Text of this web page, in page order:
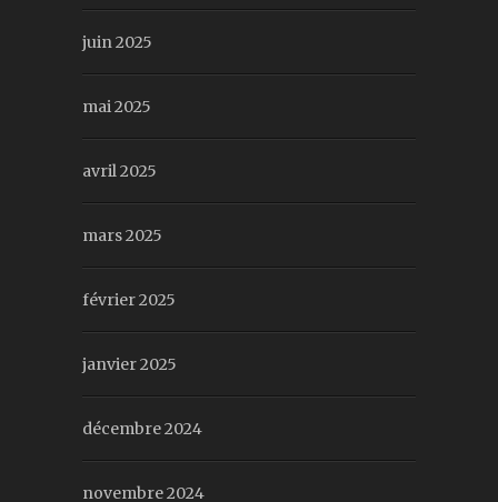
juin 2025
mai 2025
avril 2025
mars 2025
février 2025
janvier 2025
décembre 2024
novembre 2024